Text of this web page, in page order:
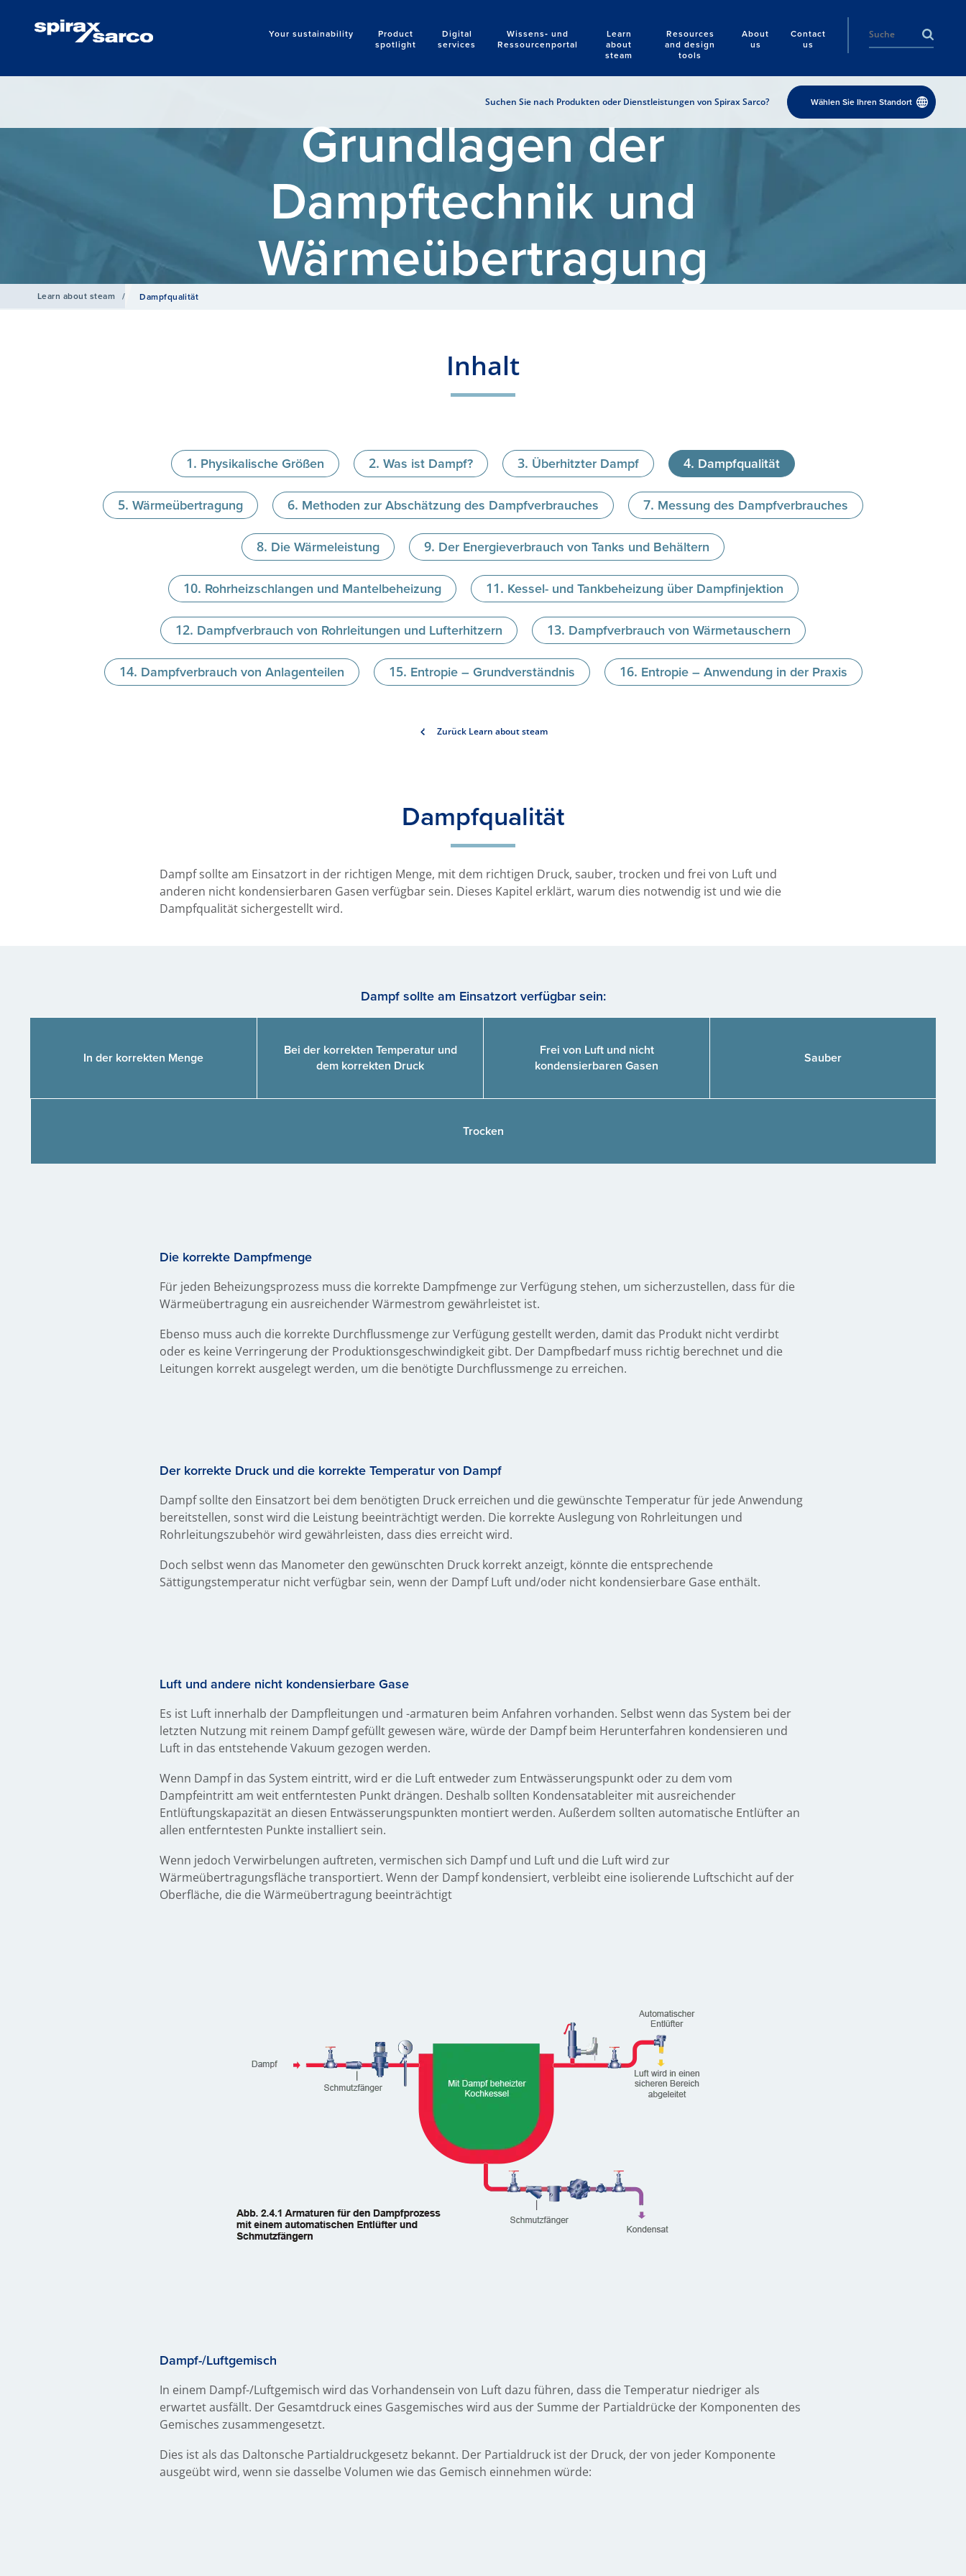
Your sustainability
Product
spotlight
Digital
services
Wissens‑ und
Ressourcenportal
Learn
about
steam
Resources
and design
tools
About
us
Contact
us
Search
Suchen Sie nach Produkten oder Dienstleistungen von Spirax Sarco? Wählen Sie Ihren Standort
Grundlagen der
Dampftechnik und
Wärmeübertragung
Learn about steam / Dampfqualität
Inhalt
Physikalische Größen Was ist Dampf? Überhitzter Dampf Dampfqualität
Wärmeübertragung Methoden zur Abschätzung des Dampfverbrauches Messung des Dampfverbrauches
Die Wärmeleistung Der Energieverbrauch von Tanks und Behältern
Rohrheizschlangen und Mantelbeheizung Kessel- und Tankbeheizung über Dampfinjektion
Dampfverbrauch von Rohrleitungen und Lufterhitzern Dampfverbrauch von Wärmetauschern
Dampfverbrauch von Anlagenteilen Entropie – Grundverständnis Entropie – Anwendung in der Praxis
Zurück Learn about steam
Dampfqualität
Dampf sollte am Einsatzort in der richtigen Menge, mit dem richtigen Druck, sauber, trocken und frei von Luft und
anderen nicht kondensierbaren Gasen verfügbar sein. Dieses Kapitel erklärt, warum dies notwendig ist und wie die
Dampfqualität sichergestellt wird.
Dampf sollte am Einsatzort verfügbar sein:
In der korrekten Menge
Bei der korrekten Temperatur und
dem korrekten Druck
Frei von Luft und nicht
kondensierbaren Gasen
Sauber
Trocken
Die korrekte Dampfmenge
Für jeden Beheizungsprozess muss die korrekte Dampfmenge zur Verfügung stehen, um sicherzustellen, dass für die
Wärmeübertragung ein ausreichender Wärmestrom gewährleistet ist.
Ebenso muss auch die korrekte Durchflussmenge zur Verfügung gestellt werden, damit das Produkt nicht verdirbt
oder es keine Verringerung der Produktionsgeschwindigkeit gibt. Der Dampfbedarf muss richtig berechnet und die
Leitungen korrekt ausgelegt werden, um die benötigte Durchflussmenge zu erreichen.
Der korrekte Druck und die korrekte Temperatur von Dampf
Dampf sollte den Einsatzort bei dem benötigten Druck erreichen und die gewünschte Temperatur für jede Anwendung
bereitstellen, sonst wird die Leistung beeinträchtigt werden. Die korrekte Auslegung von Rohrleitungen und
Rohrleitungszubehör wird gewährleisten, dass dies erreicht wird.
Doch selbst wenn das Manometer den gewünschten Druck korrekt anzeigt, könnte die entsprechende
Sättigungstemperatur nicht verfügbar sein, wenn der Dampf Luft und/oder nicht kondensierbare Gase enthält.
Luft und andere nicht kondensierbare Gase
Es ist Luft innerhalb der Dampfleitungen und -armaturen beim Anfahren vorhanden. Selbst wenn das System bei der
letzten Nutzung mit reinem Dampf gefüllt gewesen wäre, würde der Dampf beim Herunterfahren kondensieren und
Luft in das entstehende Vakuum gezogen werden.
Wenn Dampf in das System eintritt, wird er die Luft entweder zum Entwässerungspunkt oder zu dem vom
Dampfeintritt am weit entferntesten Punkt drängen. Deshalb sollten Kondensatableiter mit ausreichender
Entlüftungskapazität an diesen Entwässerungspunkten montiert werden. Außerdem sollten automatische Entlüfter an
allen entferntesten Punkte installiert sein.
Wenn jedoch Verwirbelungen auftreten, vermischen sich Dampf und Luft und die Luft wird zur
Wärmeübertragungsfläche transportiert. Wenn der Dampf kondensiert, verbleibt eine isolierende Luftschicht auf der
Oberfläche, die die Wärmeübertragung beeinträchtigt
Dampf-/Luftgemisch
In einem Dampf-/Luftgemisch wird das Vorhandensein von Luft dazu führen, dass die Temperatur niedriger als
erwartet ausfällt. Der Gesamtdruck eines Gasgemisches wird aus der Summe der Partialdrücke der Komponenten des
Gemisches zusammengesetzt.
Dies ist als das Daltonsche Partialdruckgesetz bekannt. Der Partialdruck ist der Druck, der von jeder Komponente
ausgeübt wird, wenn sie dasselbe Volumen wie das Gemisch einnehmen würde: